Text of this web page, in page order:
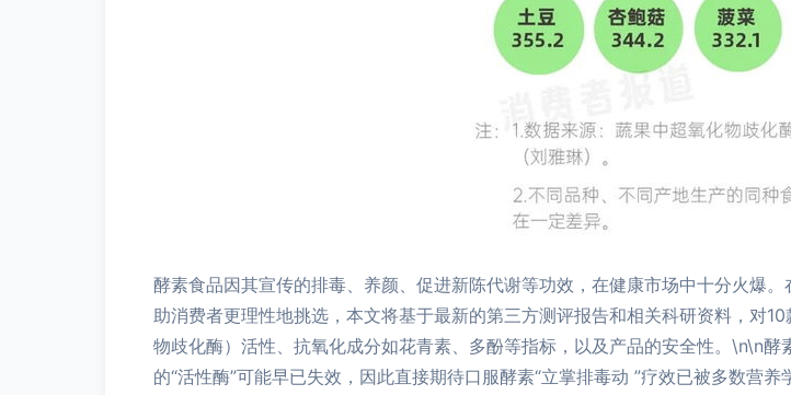
酵素食品因其宣传的排毒、养颜、促进新陈代谢等功效，在健康市场中十分火爆
助消费者更理性地挑选，本文将基于最新的第三方测评报告和相关科研资料，对
物歧化酶）活性、抗氧化成分如花青素、多酚等指标，以及产品的安全性。\n\n
的“活性酶”可能早已失效，因此直接期待口服酵素“立掌排毒动 ”疗效已被多数